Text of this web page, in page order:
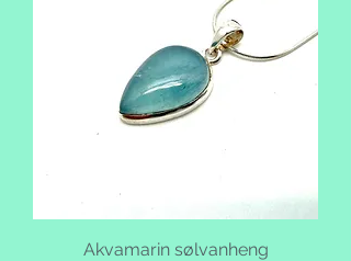
Akvamarin sølvanheng